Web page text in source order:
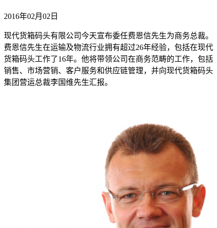
2016年02月02日
现代货箱码头有限公司今天宣布委任费恩信先生为商务总裁。
费恩信先生在运输及物流行业拥有超过26年经验，包括在现代
货箱码头工作了16年。他将带领公司在商务范畴的工作，包括
销售、市场营销、客户服务和供应链管理，并向现代货箱码头
集团营运总裁李国维先生汇报。